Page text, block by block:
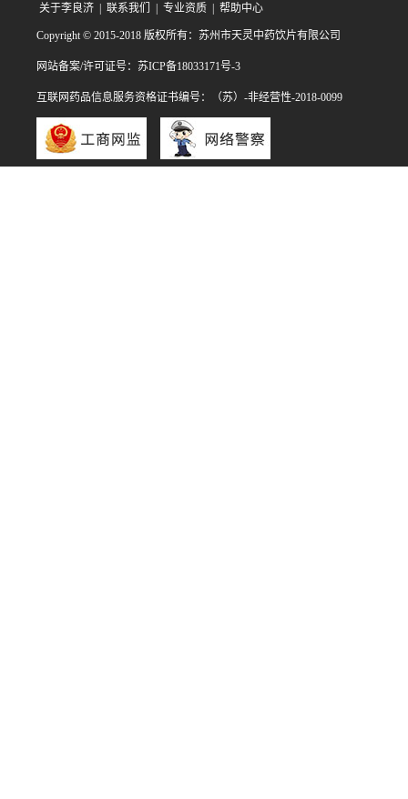
关于李良济 | 联系我们 | 专业资质 | 帮助中心
Copyright © 2015-2018 版权所有：苏州市天灵中药饮片有限公司
网站备案/许可证号：苏ICP备18033171号-3
互联网药品信息服务资格证书编号：（苏）-非经营性-2018-0099